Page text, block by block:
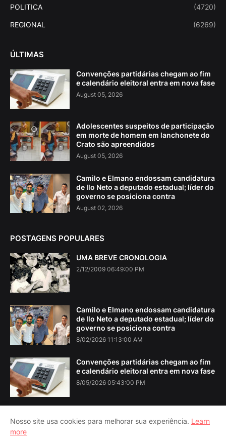
POLITICA (4720)
REGIONAL (6269)
ÚLTIMAS
Convenções partidárias chegam ao fim
e calendário eleitoral entra em nova fase
August 05, 2026
Adolescentes suspeitos de participação
em morte de homem em lanchonete do
Crato são apreendidos
August 05, 2026
Camilo e Elmano endossam candidatura
de Ilo Neto a deputado estadual; líder do
governo se posiciona contra
August 02, 2026
POSTAGENS POPULARES
UMA BREVE CRONOLOGIA
2/12/2009 06:49:00 PM
Camilo e Elmano endossam candidatura
de Ilo Neto a deputado estadual; líder do
governo se posiciona contra
8/02/2026 11:13:00 AM
Convenções partidárias chegam ao fim
e calendário eleitoral entra em nova fase
8/05/2026 05:43:00 PM
Nosso site usa cookies para melhorar sua experiência. Learn
more